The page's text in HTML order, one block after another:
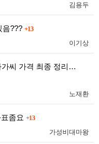
김용두
음??? +13
이기상
가씨 가격 최종 정리…
노재환
좀요 +13
가성비대마왕